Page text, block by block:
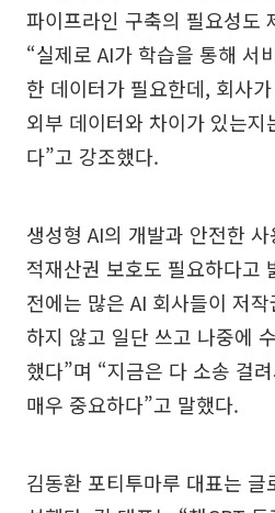
파이프라인 구축의 필요성도
“실제로 AI가 학습을 통해 서
한 데이터가 필요한데, 회사
외부 데이터와 차이가 있는지
다”고 강조했다.
생성형 AI의 개발과 안전한
적재산권 보호도 필요하다고
전에는 많은 AI 회사들이 저
하지 않고 일단 쓰고 나중에
했다”며 “지금은 다 소송 걸
매우 중요하다”고 말했다.
김동환 포티투마루 대표는 글